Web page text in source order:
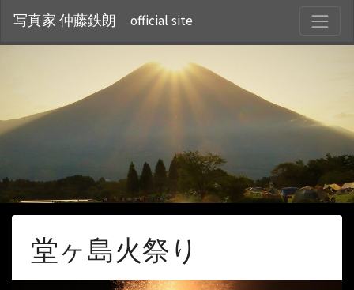
写真家 仲藤鉄朗 official site
堂ヶ島火祭り